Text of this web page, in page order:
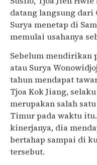
datang langsung dari
Surya menetap di
memulai usahanya
Sebelum mendirikan
atau Surya
tahun mendapat
Tjoa Kok Jiang,
merupakan salah
Timur pada waktu
kinerjanya, dia
bertahap sampai di
tersebut.